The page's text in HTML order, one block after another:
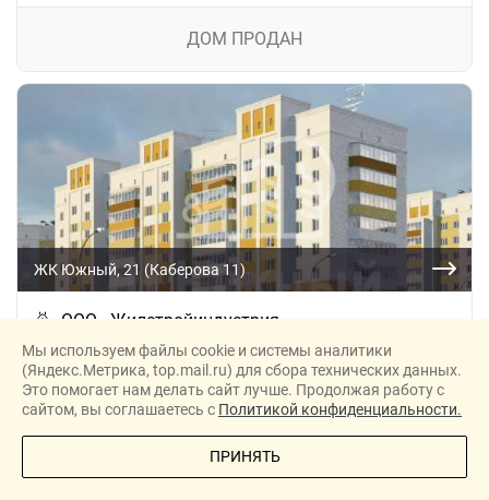
ДОМ ПРОДАН
ЖК Южный, 21 (Каберова 11)
ООО «Жилстройиндустрия»
ул. Летчика Каберова, 11, р-н Конева, г. Вологда
Дом сдан
ДОМ ПРОДАН
ПОЗВОНИТЕ МНЕ
Мы используем файлы cookie и системы аналитики
(Яндекс.Метрика, top.mail.ru) для сбора технических данных.
Это помогает нам делать сайт лучше. Продолжая работу с
сайтом, вы соглашаетесь с Политикой конфиденциальности.
ПРИНЯТЬ